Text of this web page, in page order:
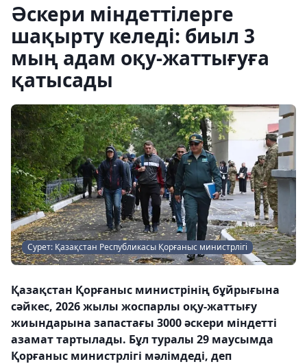
Әскери міндеттілерге
шақырту келеді: биыл 3
мың адам оқу-жаттығуға
қатысады
Сурет: Қазақстан Республикасы Қорғаныс министрлігі
Қазақстан Қорғаныс министрінің бұйрығына
сәйкес, 2026 жылы жоспарлы оқу-жаттығу
жиындарына запастағы 3000 әскери міндетті
азамат тартылады. Бұл туралы 29 маусымда
Қорғаныс министрлігі мәлімдеді, деп